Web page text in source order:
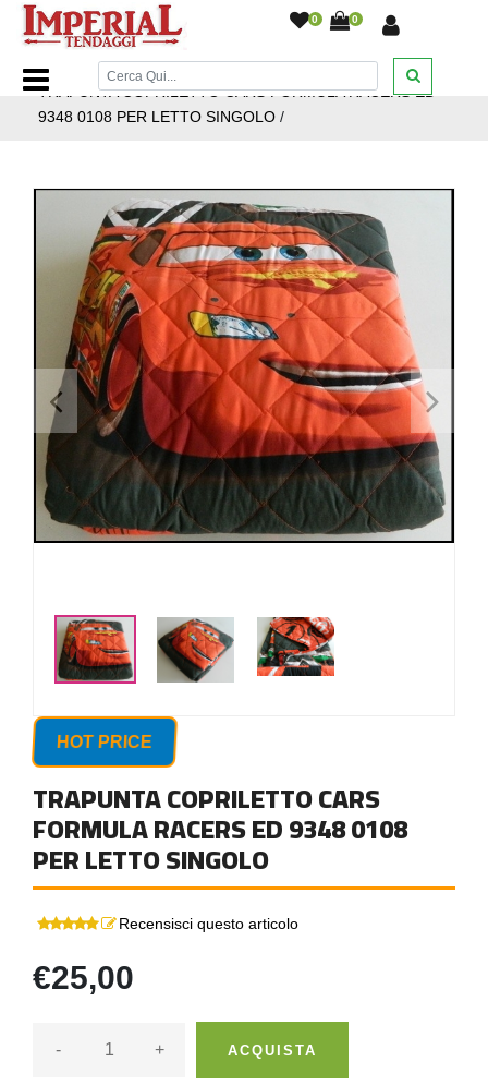
0 0
Home Page/Letto/Trapunte Primaverili/SINGOLA
TRAPUNTA COPRILETTO CARS FORMULA RACERS ED
9348 0108 PER LETTO SINGOLO /
< >
HOT PRICE
TRAPUNTA COPRILETTO CARS
FORMULA RACERS ED 9348 0108
PER LETTO SINGOLO
Recensisci questo articolo
€25,00
- + ACQUISTA